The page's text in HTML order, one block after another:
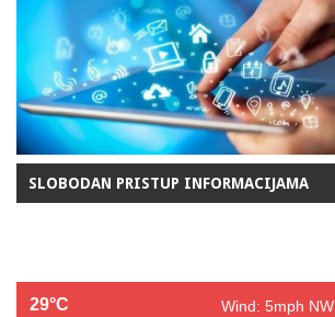
SLOBODAN PRISTUP INFORMACIJAMA
29°C
Wind: 5mph NW